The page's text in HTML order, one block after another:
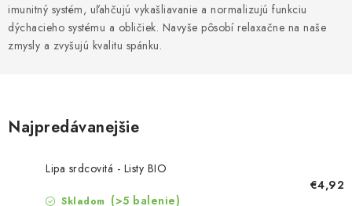
ZĽAVY, AKCIE
imunitný systém, uľahčujú vykašliavanie a normalizujú funkciu
dýchacieho systému a obličiek. Navyše pôsobí relaxačne na naše
zmysly a zvyšujú kvalitu spánku.
Najpredávanejšie
Lipa srdcovitá - Listy BIO
Skladom (>5 balenie)
€4,92